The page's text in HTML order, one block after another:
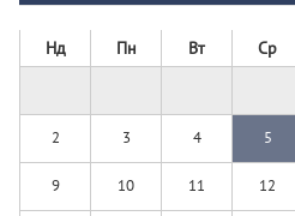
Нд Пн Вт Ср
2 3 4 5
9 10 11 12